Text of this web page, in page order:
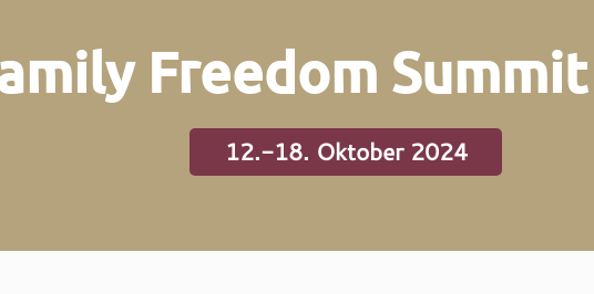
Freedom
12.-18. Oktober 2024